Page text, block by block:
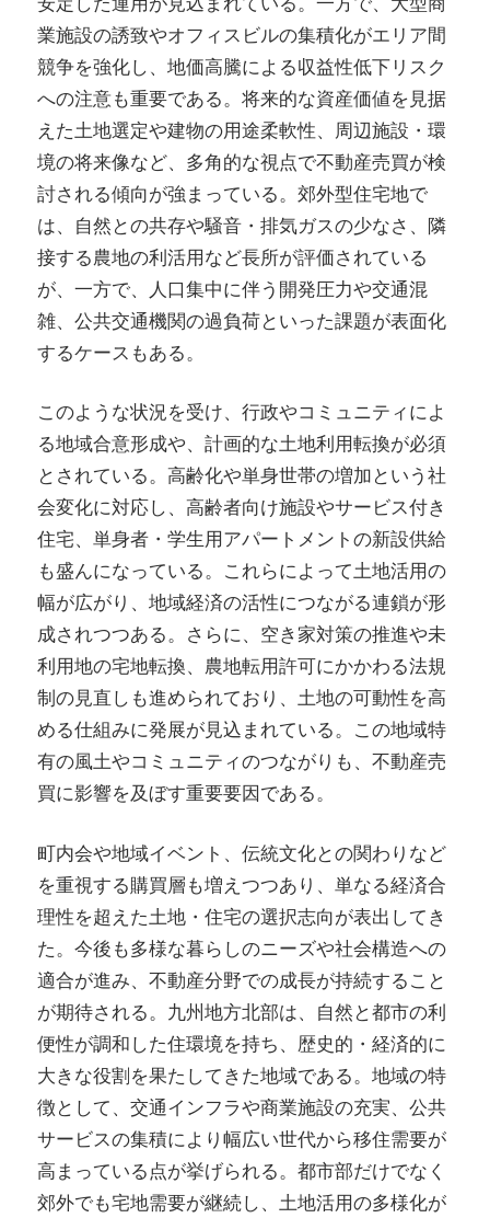
業施設の誘致やオフィスビルの集積化がエリア間
競争を強化し、地価高騰による収益性低下リスク
への注意も重要である。将来的な資産価値を見据
えた土地選定や建物の用途柔軟性、周辺施設・環
境の将来像など、多角的な視点で不動産売買が検
討される傾向が強まっている。郊外型住宅地で
は、自然との共存や騒音・排気ガスの少なさ、隣
接する農地の利活用など長所が評価されている
が、一方で、人口集中に伴う開発圧力や交通混
雑、公共交通機関の過負荷といった課題が表面化
するケースもある。
このような状況を受け、行政やコミュニティによ
る地域合意形成や、計画的な土地利用転換が必須
とされている。高齢化や単身世帯の増加という社
会変化に対応し、高齢者向け施設やサービス付き
住宅、単身者・学生用アパートメントの新設供給
も盛んになっている。これらによって土地活用の
幅が広がり、地域経済の活性につながる連鎖が形
成されつつある。さらに、空き家対策の推進や未
利用地の宅地転換、農地転用許可にかかわる法規
制の見直しも進められており、土地の可動性を高
める仕組みに発展が見込まれている。この地域特
有の風土やコミュニティのつながりも、不動産売
買に影響を及ぼす重要要因である。
町内会や地域イベント、伝統文化との関わりなど
を重視する購買層も増えつつあり、単なる経済合
理性を超えた土地・住宅の選択志向が表出してき
た。今後も多様な暮らしのニーズや社会構造への
適合が進み、不動産分野での成長が持続すること
が期待される。九州地方北部は、自然と都市の利
便性が調和した住環境を持ち、歴史的・経済的に
大きな役割を果たしてきた地域である。地域の特
徴として、交通インフラや商業施設の充実、公共
サービスの集積により幅広い世代から移住需要が
高まっている点が挙げられる。都市部だけでなく
郊外でも宅地需要が継続し、土地活用の多様化が